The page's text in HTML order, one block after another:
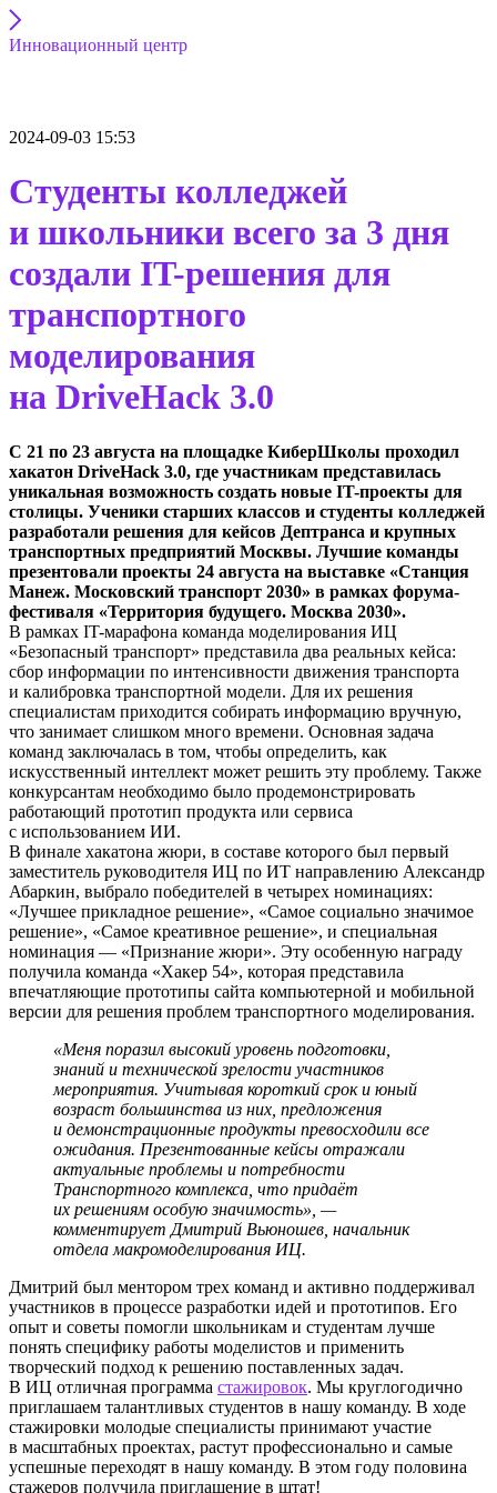
Инновационный центр
2024-09-03 15:53
Студенты колледжей
и школьники всего за 3 дня
создали IT-решения для
транспортного
моделирования
на DriveHack 3.0
С 21 по 23 августа на площадке КиберШколы проходил
хакатон DriveHack 3.0, где участникам представилась
уникальная возможность создать новые IT-проекты для
столицы. Ученики старших классов и студенты колледжей
разработали решения для кейсов Дептранса и крупных
транспортных предприятий Москвы. Лучшие команды
презентовали проекты 24 августа на выставке «Станция
Манеж. Московский транспорт 2030» в рамках форума-
фестиваля «Территория будущего. Москва 2030».
В рамках IT-марафона команда моделирования ИЦ
«Безопасный транспорт» представила два реальных кейса:
сбор информации по интенсивности движения транспорта
и калибровка транспортной модели. Для их решения
специалистам приходится собирать информацию вручную,
что занимает слишком много времени. Основная задача
команд заключалась в том, чтобы определить, как
искусственный интеллект может решить эту проблему. Также
конкурсантам необходимо было продемонстрировать
работающий прототип продукта или сервиса
с использованием ИИ.
В финале хакатона жюри, в составе которого был первый
заместитель руководителя ИЦ по ИТ направлению Александр
Абаркин, выбрало победителей в четырех номинациях:
«Лучшее прикладное решение», «Самое социально значимое
решение», «Самое креативное решение», и специальная
номинация — «Признание жюри». Эту особенную награду
получила команда «Хакер 54», которая представила
впечатляющие прототипы сайта компьютерной и мобильной
версии для решения проблем транспортного моделирования.
«Меня поразил высокий уровень подготовки,
знаний и технической зрелости участников
мероприятия. Учитывая короткий срок и юный
возраст большинства из них, предложения
и демонстрационные продукты превосходили все
ожидания. Презентованные кейсы отражали
актуальные проблемы и потребности
Транспортного комплекса, что придаёт
их решениям особую значимость», —
комментирует Дмитрий Вьюношев, начальник
отдела макромоделирования ИЦ.
Дмитрий был ментором трех команд и активно поддерживал
участников в процессе разработки идей и прототипов. Его
опыт и советы помогли школьникам и студентам лучше
понять специфику работы моделистов и применить
творческий подход к решению поставленных задач.
В ИЦ отличная программа стажировок. Мы круглогодично
приглашаем талантливых студентов в нашу команду. В ходе
стажировки молодые специалисты принимают участие
в масштабных проектах, растут профессионально и самые
успешные переходят в нашу команду. В этом году половина
стажеров получила приглашение в штат!